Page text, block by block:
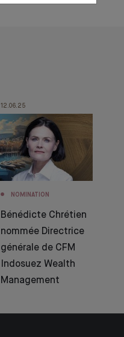
12.06.25
NOMINATION
Bénédicte Chrétien
nommée Directrice
générale de CFM
Indosuez Wealth
Management